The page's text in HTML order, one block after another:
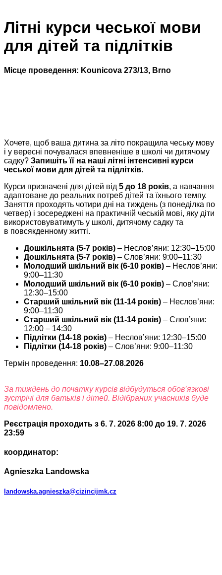
Літні курси чеської мови
для дітей та підлітків
Місце проведення: Kounicova 273/13, Brno
Хочете, щоб ваша дитина за літо покращила чеську мову
і у вересні почувалася впевненіше в школі чи дитячому
садку? Запишіть її на наші літні інтенсивні курси
чеської мови для дітей та підлітків.
Курси призначені для дітей від 5 до 18 років, а навчання
адаптоване до реальних потреб дітей та їхнього темпу.
Заняття проходять чотири дні на тиждень (з понеділка по
четвер) і зосереджені на практичній чеській мові, яку діти
використовуватимуть у школі, дитячому садку та
в повсякденному житті.
Дошкільнята (5-7 років) – Неслов’яни: 12:30–15:00
Дошкільнята (5-7 років) – Слов’яни: 9:00–11:30
Молодший шкільний вік (6-10 років) – Неслов’яни:
9:00–11:30
Молодший шкільний вік (6-10 років) – Слов’яни:
12:30–15:00
Старший шкільний вік (11-14 років) – Неслов’яни:
9:00–11:30
Старший шкільний вік (11-14 років) – Слов’яни:
12:00 – 14:30
Підлітки (14-18 років) – Неслов’яни: 12:30–15:00
Підлітки (14-18 років) – Слов’яни: 9:00–11:30
Термін проведення: 10.08–27.08.2026
За тиждень до початку курсів відбудуться обов’язкові
зустрічі для батьків і дітей. Відібраних учасників буде
повідомлено.
Реєстрація проходить з 6. 7. 2026 8:00 до 19. 7. 2026
23:59
координатор:
Agnieszka Landowska
landowska.agnieszka@cizincijmk.cz